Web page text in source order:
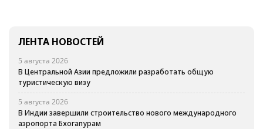
ЛЕНТА НОВОСТЕЙ
5 августа 2026
В Центральной Азии предложили разработать общую
туристическую визу
5 августа 2026
В Индии завершили строительство нового международного
аэропорта Бхогапурам